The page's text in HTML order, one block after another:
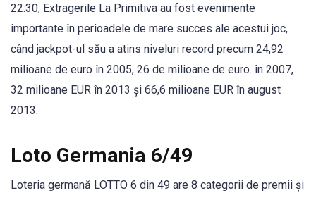
22:30, Extragerile La Primitiva au fost evenimente
importante în perioadele de mare succes ale acestui joc,
când jackpot-ul său a atins niveluri record precum 24,92
milioane de euro în 2005, 26 de milioane de euro. în 2007,
32 milioane EUR în 2013 și 66,6 milioane EUR în august
2013.
Loto Germania 6/49
Loteria germană LOTTO 6 din 49 are 8 categorii de premii și